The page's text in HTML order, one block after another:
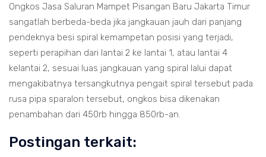
Ongkos Jasa Saluran Mampet Pisangan Baru Jakarta Timur
sangatlah berbeda-beda jika jangkauan jauh dari panjang
pendeknya besi spiral kemampetan posisi yang terjadi,
seperti perapihan dari lantai 2 ke lantai 1, atau lantai 4
kelantai 2, sesuai luas jangkauan yang spiral lalui dapat
mengakibatnya tersangkutnya pengait spiral tersebut pada
rusa pipa sparalon tersebut, ongkos bisa dikenakan
penambahan dari 450rb hingga 850rb-an.
Postingan terkait: